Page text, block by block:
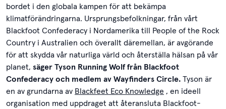
bordet i den globala kampen för att bekämpa
klimatförändringarna. Ursprungsbefolkningar, från vårt
Blackfoot Confederacy i Nordamerika till People of the Rock
Country i Australien och överallt däremellan, är avgörande
för att skydda vår naturliga värld och återställa hälsan på vår
planet, säger Tyson Running Wolf från Blackfoot
Confederacy och medlem av Wayfinders Circle. Tyson är
en av grundarna av Blackfeet Eco Knowledge , en ideell
organisation med uppdraget att återansluta Blackfoot-